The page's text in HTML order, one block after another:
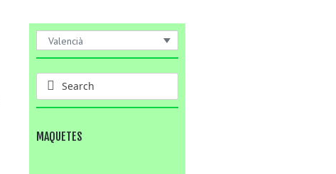
Valencià
MAQUETES